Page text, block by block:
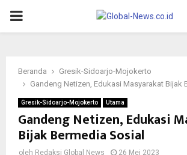
PRIMARY
Beranda
Gresik-Sidoarjo-Mojokerto
Gandeng Netizen, Edukasi Masyarakat Bijak
Gresik-Sidoarjo-Mojokerto Utama
Gandeng Netizen, Edukasi
Bijak Bermedia Sosial
oleh Redaksi Global News 26 Mei 2023